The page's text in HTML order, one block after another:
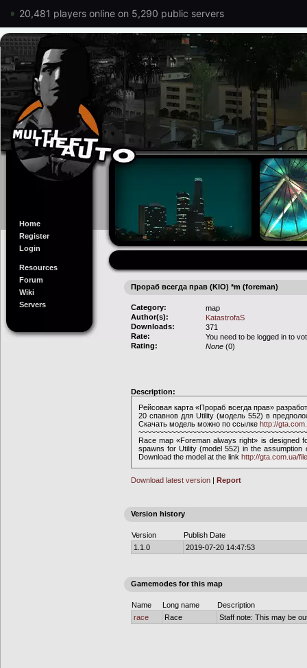
20,481 players online on 5,290 public servers
Home
Register
Login
Resources
Forum
Wiki
Servers
Прораб всегда прав (KIO) *m (foreman)
Category:
map
Author(s):
KatastrofaS
Downloads:
371
Rate:
You need to be logged in to
Rating:
None (0)
Description:
Рейсовая карта «Прораб всегда прав»
20 спавнов для Utility (модель 552) в
Скачать модель можно по ссылке http://
Race map «Foreman always right» is designed
spawns for Utility (model 552) in the
Download the model at the link http://gta.com.ua/
Download latest version | Report
Version history
Version
Publish Date
1.1.0
2019-07-20 14:47:53
Gamemodes for this map
Name Long name
Description
race
Race Staff note: This may be